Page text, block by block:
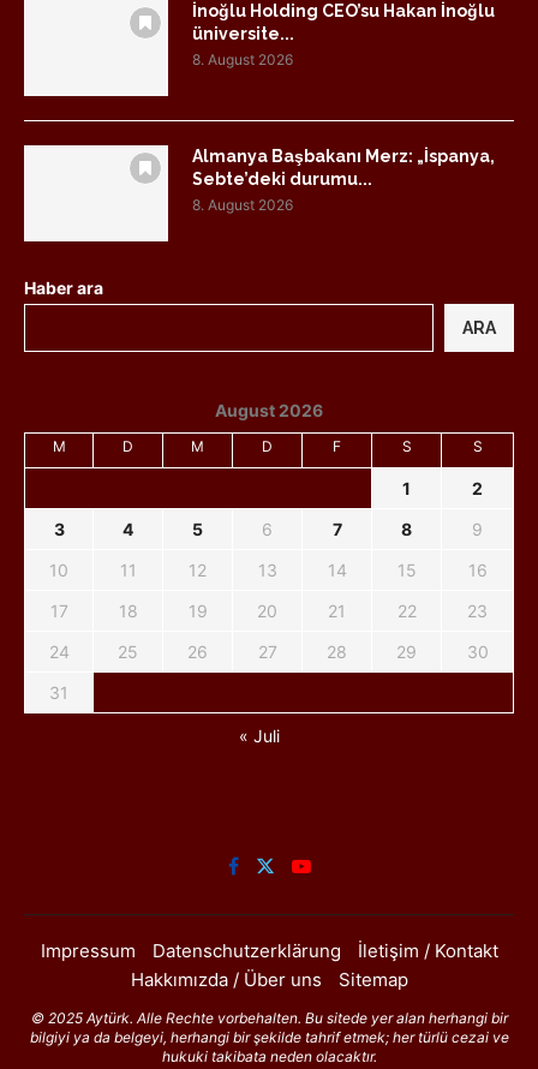
İnoğlu Holding CEO’su Hakan İnoğlu
üniversite...
8. August 2026
Almanya Başbakanı Merz: „İspanya,
Sebte’deki durumu...
8. August 2026
Haber ara
ARA
August 2026
M D M D F S S
1
2
3
4 5 6 7 8
9
10
11 12 13 14 15
16
17
18 19 20 21 22
23
24
25 26 27 28 29
30
31
« Juli
Impressum Datenschutzerklärung
İletişim / Kontakt
Hakkımızda / Über uns
Sitemap
© 2025 Aytürk. Alle Rechte vorbehalten. Bu sitede yer alan herhangi bir
bilgiyi ya da belgeyi, herhangi bir şekilde tahrif etmek; her türlü cezai ve
hukuki takibata neden olacaktır.